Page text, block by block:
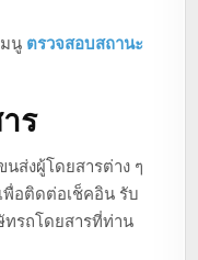
นู ตรวจสอบสถานะ
ร
ส่งผู้โดยสารต่าง ๆ
พื่อติดต่อเช็คอิน รับ
ทรถโดยสารที่ท่าน